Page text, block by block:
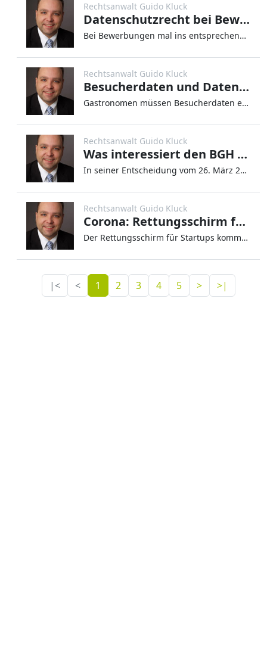
Rechtsanwalt Guido Kluck
Datenschutzrecht bei Bewerbungen
Bei Bewerbungen mal ins entsprechende Facebook-Profil schauen oder den Bewerber nach Vorstrafen fragen – Bei Bewerbungen
Rechtsanwalt Guido Kluck
Besucherdaten und Datenschutz
Gastronomen müssen Besucherdaten erfassen – Nachdem nun die Ausgangsbeschränkungen und Betriebsschließungen langsam zurü
Rechtsanwalt Guido Kluck
Was interessiert den BGH der EuGH?
In seiner Entscheidung vom 26. März 2020 hat der Europäische Gerichtshof (EuGH) eine brisante Grundsatzfrage beantwortet
Rechtsanwalt Guido Kluck
Corona: Rettungsschirm für Startups
Der Rettungsschirm für Startups kommt! Wie so viele andere Unternehmen leiden auch Startups gerade massiv unter den Folg
|< < 1 2 3 4 5 > >|